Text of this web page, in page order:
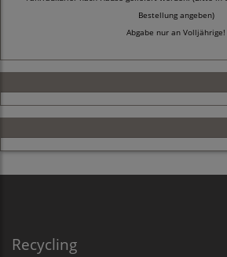
Bestellung angeben)
Abgabe nur an Volljährige!
Recycling